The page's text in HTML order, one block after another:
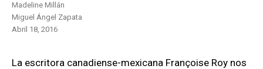
Madeline Millán
Miguel Ángel Zapata
abril 18, 2016
La escritora canadiense-mexicana Françoise Roy nos